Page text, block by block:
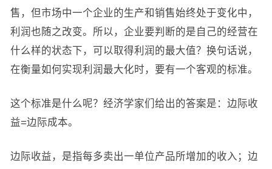
售，但市场中一个企业的生产和销售始终处于变化中，
利润也随之改变。所以，企业要判断的是自己的经营在
什么样的状态下，可以取得利润的最大值？换句话说，
在衡量如何实现利润最大化时，要有一个客观的标准。
这个标准是什么呢？经济学家们给出的答案是：边际收
益=边际成本。
边际收益，是指每多卖出一单位产品所增加的收入；边